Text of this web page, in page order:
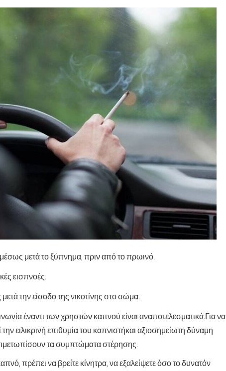
μετά το ξύπνημα, πριν από το πρωινό.
εισπνοές.
την είσοδο της νικοτίνης στο σώμα.
έναντι των χρηστών καπνού είναι αναποτελεσματικά.Για να
ειλικρινή επιθυμία του καπνιστήκαι αξιοσημείωτη δύναμη
τα συμπτώματα στέρησης.
πρέπει να βρείτε κίνητρα, να εξαλείψετε όσο το δυνατόν